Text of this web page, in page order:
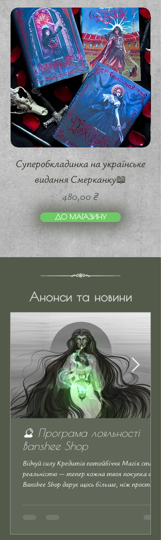
Суперобкладинка на українське
видання Смерканку📖
Ціна
480,00 ₴
ДО МАГАЗИНУ
Анонси та новини
🔮 Програма лояльності
Banshee Shop
Відчуй силу Кредитів потойбіччя Магія стала
реальністю — тепер кожна твоя покупка в
Banshee Shop дарує щось більше, ніж просто...